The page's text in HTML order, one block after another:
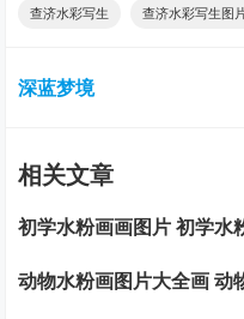
查济水彩写生 查济水彩写生图
深蓝梦境
相关文章
初学水粉画画图片 初学水
动物水粉画图片大全画 动